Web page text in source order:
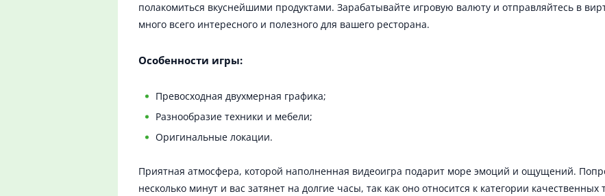
полакомиться вкуснейшими продуктами. Зарабатывайте игровую валюту и отправляйтесь в
много всего интересного и полезного для вашего ресторана.
Особенности игры:
Превосходная двухмерная графика;
Разнообразие техники и мебели;
Оригинальные локации.
Приятная атмосфера, которой наполненная видеоигра подарит море эмоций и ощущений.
несколько минут и вас затянет на долгие часы, так как оно относится к категории качественных